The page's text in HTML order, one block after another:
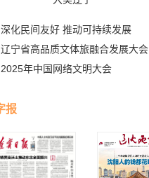
深化民间友好 推动可持续发展
辽宁省高品质文体旅融合发展大会
2025年中国网络文明大会
报